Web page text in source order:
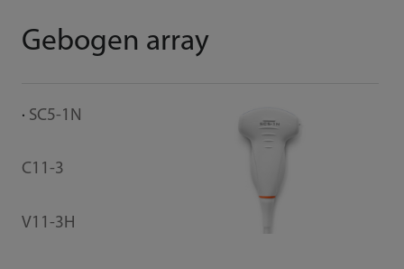
Gebogen array
SC5-1N
C11-3
V11-3H